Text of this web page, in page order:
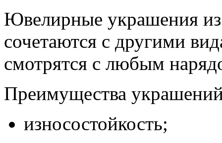
Ювелирные украшения из
сочетаются с другими
смотрятся с любым
Преимущества украшений
износостойкость;